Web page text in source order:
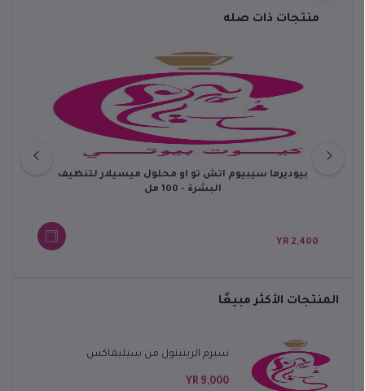
منتجات ذات صله
بيوديرما سيبيوم اتش تو او محلول ميسيلار لتنظيف
البشرة - 100 مل
2,400 YR
المنتجات الأكثر مبيعًا
سيرم الريتينول من سيليماكس
9,000 YR